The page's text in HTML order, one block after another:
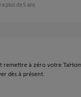
a plus de 5 ans
remettre à zéro votre
dès à présent.